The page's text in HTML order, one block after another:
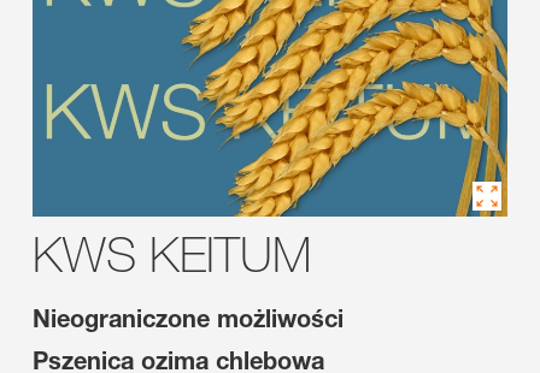
KWS KEITUM
Nieograniczone możliwości
Pszenica ozima chlebowa